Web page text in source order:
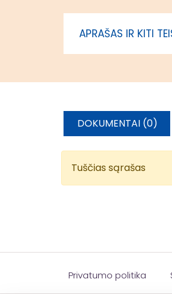
APRAŠAS IR KITI
DOKUMENTAI (0)
Tuščias sąrašas
Privatumo politika